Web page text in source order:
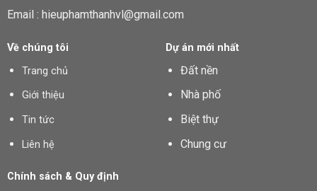
Email : hieuphamthanhvl@gmail.com
Về chúng tôi
Trang chủ
Giới thiệu
Tin tức
Liên hệ
Dự án mới nhất
Đất nền
Nhà phố
Biệt thự
Chung cư
Chính sách & Quy định